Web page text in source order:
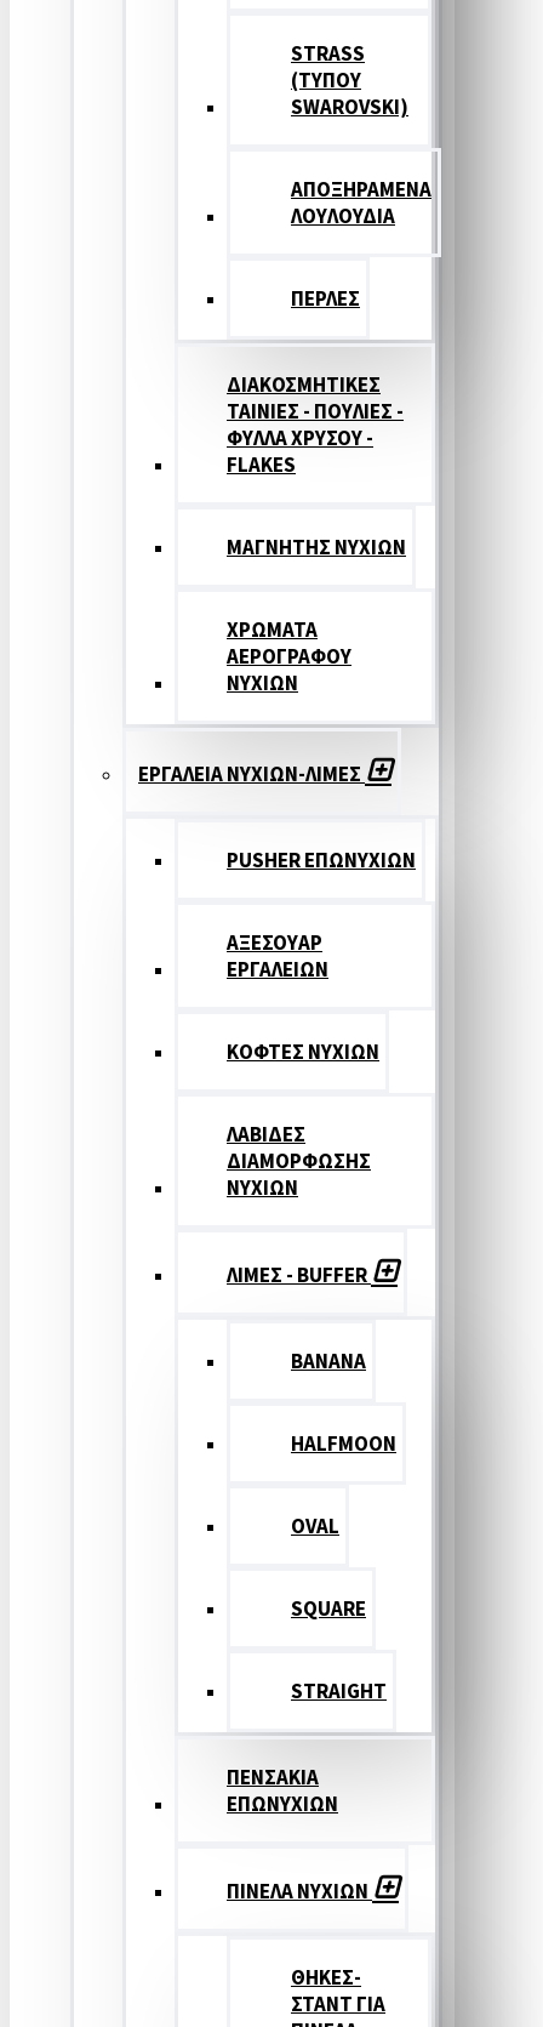
STRASS
(ΤΥΠΟΥ
SWAROVSKI)
ΑΠΟΞΗΡΑΜΕΝΑ
ΛΟΥΛΟΥΔΙΑ
ΠΕΡΛΕΣ
ΔΙΑΚΟΣΜΗΤΙΚΕΣ
ΤΑΙΝΙΕΣ - ΠΟΥΛΙΕΣ -
ΦΥΛΛΑ ΧΡΥΣΟΥ -
FLAKES
ΜΑΓΝΗΤΗΣ ΝΥΧΙΩΝ
ΧΡΩΜΑΤΑ
ΑΕΡΟΓΡΑΦΟΥ
ΝΥΧΙΩΝ
ΕΡΓΑΛΕΙΑ ΝΥΧΙΩΝ-ΛΙΜΕΣ
PUSHER ΕΠΩΝΥΧΙΩΝ
ΑΞΕΣΟΥΑΡ
ΕΡΓΑΛΕΙΩΝ
ΚΟΦΤΕΣ ΝΥΧΙΩΝ
ΛΑΒΙΔΕΣ
ΔΙΑΜΟΡΦΩΣΗΣ
ΝΥΧΙΩΝ
ΛΙΜΕΣ - BUFFER
BANANA
HALFMOON
OVAL
SQUARE
STRAIGHT
ΠΕΝΣΑΚΙΑ
ΕΠΩΝΥΧΙΩΝ
ΠΙΝΕΛΑ ΝΥΧΙΩΝ
ΘΗΚΕΣ-
ΣΤΑΝΤ ΓΙΑ